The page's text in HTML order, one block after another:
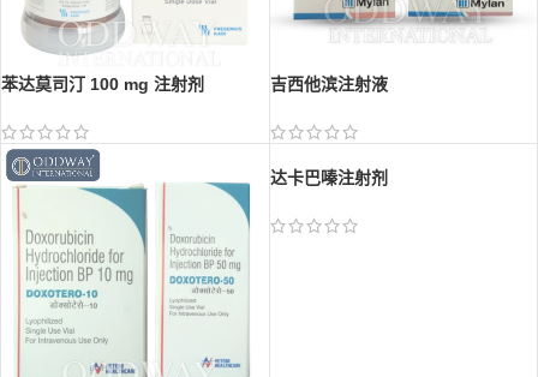
苯达莫司汀 100 mg 注射剂 吉西他滨注射液